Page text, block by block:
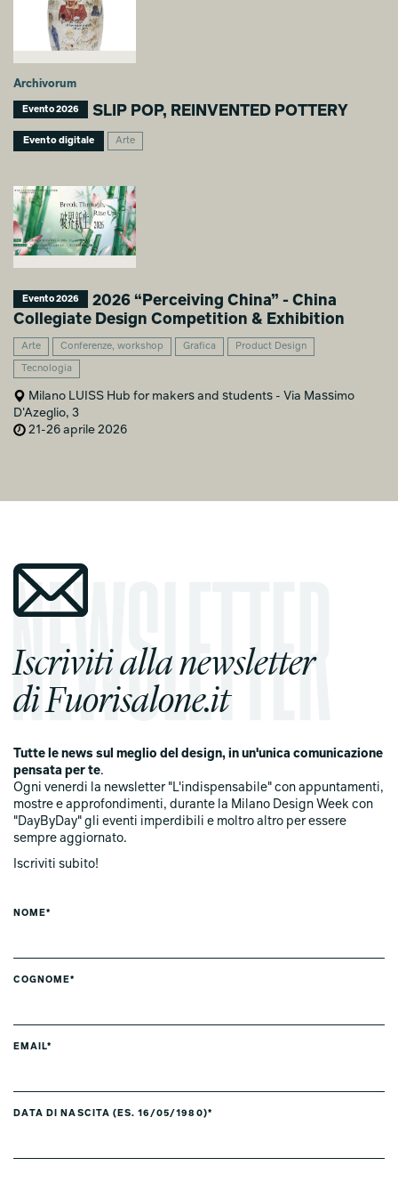
Archivorum
Evento 2026 SLIP POP, REINVENTED POTTERY
Evento digitale Arte
Evento 2026
2026 “Perceiving China” - China
Collegiate Design Competition & Exhibition
Arte Conferenze, workshop Grafica Product Design
Tecnologia
Milano LUISS Hub for makers and students - Via Massimo
D'Azeglio, 3
21-26 aprile 2026
Iscriviti alla newsletter
di Fuorisalone.it
Tutte le news sul meglio del design, in un'unica comunicazione
pensata per te.
Ogni venerdi la newsletter "L'indispensabile" con appuntamenti,
mostre e approfondimenti, durante la Milano Design Week con
"DayByDay" gli eventi imperdibili e moltro altro per essere
sempre aggiornato.
Iscriviti subito!
NOME*
COGNOME*
EMAIL*
DATA DI NASCITA (ES. 16/05/1980)*